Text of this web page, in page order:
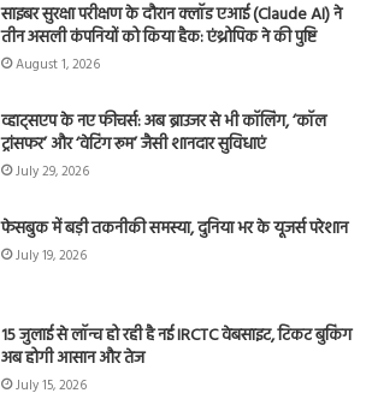
साइबर सुरक्षा परीक्षण के दौरान क्लॉड एआई (Claude AI) ने
तीन असली कंपनियों को किया हैक: एंथ्रोपिक ने की पुष्टि
August 1, 2026
व्हाट्सएप के नए फीचर्स: अब ब्राउजर से भी कॉलिंग, ‘कॉल
ट्रांसफर’ और ‘वेटिंग रूम’ जैसी शानदार सुविधाएं
July 29, 2026
फेसबुक में बड़ी तकनीकी समस्या, दुनिया भर के यूजर्स परेशान
July 19, 2026
15 जुलाई से लॉन्च हो रही है नई IRCTC वेबसाइट, टिकट बुकिंग
अब होगी आसान और तेज
July 15, 2026